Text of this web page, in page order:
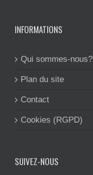
INFORMATIONS
Qui sommes-nous?
Plan du site
Contact
Cookies (RGPD)
SUIVEZ-NOUS